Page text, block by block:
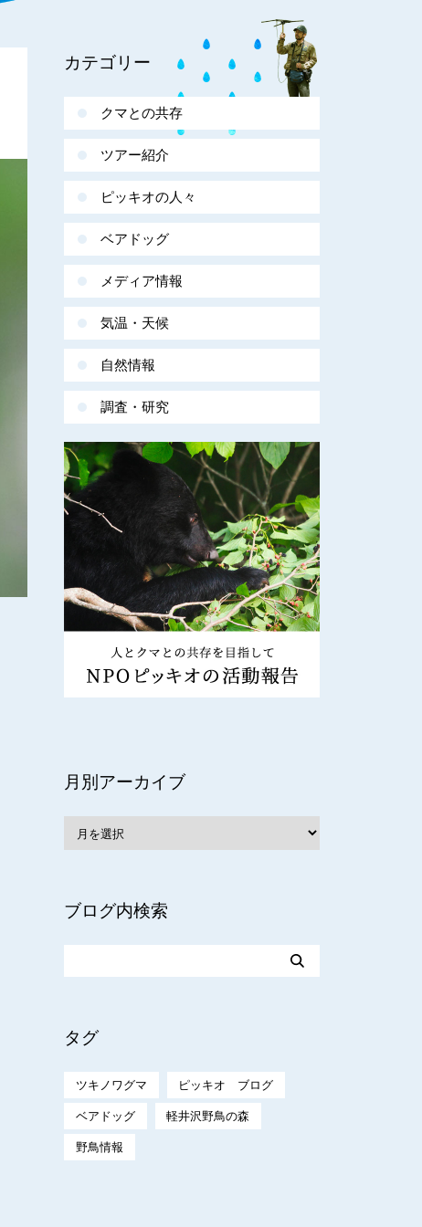
カテゴリー
クマとの共存
ツアー紹介
ピッキオの人々
ベアドッグ
メディア情報
気温・天候
自然情報
調査・研究
月別アーカイブ
ブログ内検索
タグ
ツキノワグマ ピッキオ ブログ
ベアドッグ 軽井沢野鳥の森
野鳥情報